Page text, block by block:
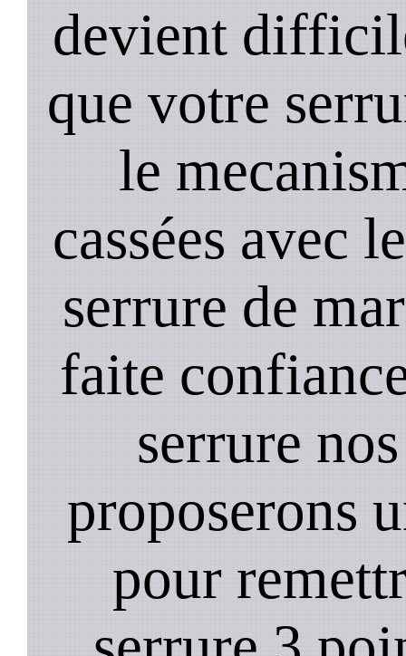
devient
que votre
le
cassées avec
serrure de
faite
serrure
proposerons
pour